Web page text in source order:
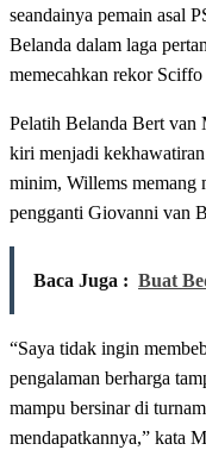
seandainya pemain asal
Belanda dalam laga
memecahkan rekor
Pelatih Belanda Bert van
kiri menjadi
minim, Willems memang
pengganti Giovanni van
Baca Juga : Buat
“Saya tidak ingin
pengalaman berharga
mampu bersinar di
mendapatkannya,” kata